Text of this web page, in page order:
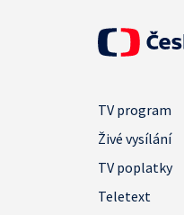
TV program
Živé vysílání
TV poplatky
Teletext